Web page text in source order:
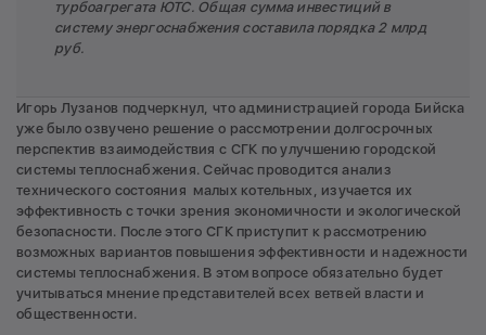
турбоагрегата ЮТС. Общая сумма инвестиций в
систему энергоснабжения составила порядка 2 млрд
руб.
Игорь Лузанов подчеркнул, что администрацией города Бийска
уже было озвучено решение о рассмотрении долгосрочных
перспектив взаимодействия с СГК по улучшению городской
системы теплоснабжения. Сейчас проводится анализ
технического состояния малых котельных, изучается их
эффективность с точки зрения экономичности и экологической
безопасности. После этого СГК приступит к рассмотрению
возможных вариантов повышения эффективности и надежности
системы теплоснабжения. В этом вопросе обязательно будет
учитываться мнение представителей всех ветвей власти и
общественности.